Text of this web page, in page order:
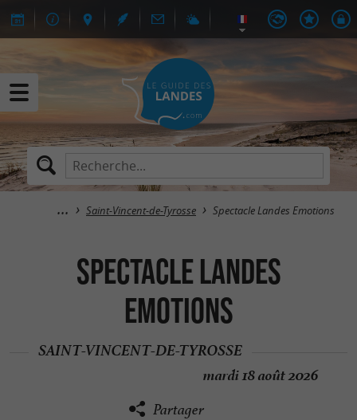
Saint-Vincent-de-Tyrosse Spectacle Landes Emotions
Spectacle Landes
Emotions
SAINT-VINCENT-DE-TYROSSE
mardi 18 août 2026
Partager